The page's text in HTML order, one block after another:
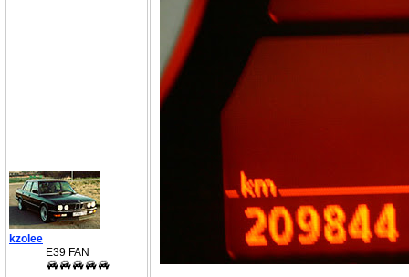
kzolee
E39 FAN